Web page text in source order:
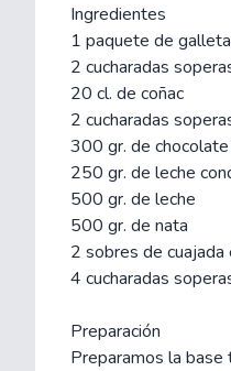
Ingredientes
1 paquete de
2 cucharadas
20 cl. de coñac
2 cucharadas
300 gr. de
250 gr. de leche
500 gr. de leche
500 gr. de nata
2 sobres de cuajada
4 cucharadas
Preparación
Preparamos la base